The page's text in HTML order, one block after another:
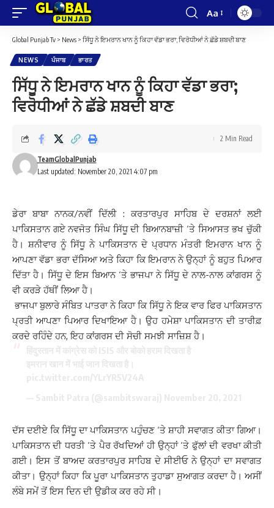
Font
Resizer
Aa
Global Punjab Tv > News > ਸਿੱਧੂ ਨੇ ਇਮਰਾਨ ਖਾਨ ਨੂੰ ਕਿਹਾ ਵੱਡਾ ਭਰਾ; ਵਿਰੋਧੀਆਂ ਨੇ ਛੱਡੇ ਸ਼ਬਦੀ ਬਾਣ
NEWS ਪੰਜਾਬ ਭਾਰਤ
ਸਿੱਧੂ ਨੇ ਇਮਰਾਨ ਖਾਨ ਨੂੰ ਕਿਹਾ ਵੱਡਾ ਭਰਾ;
ਵਿਰੋਧੀਆਂ ਨੇ ਛੱਡੇ ਸ਼ਬਦੀ ਬਾਣ
Last updated: November 20, 2021 4:07 pm
TeamGlobalPunjab
2 Min Read
ਡੇਰਾ ਬਾਬਾ ਨਾਨਕ/ਨਵੀਂ ਦਿੱਲੀ : ਕਰਤਾਰਪੁਰ ਸਾਹਿਬ ਦੇ ਦਰਸ਼ਨਾਂ ਲਈ
ਪਾਕਿਸਤਾਨ ਗਏ ਨਵਜੋਤ ਸਿੰਘ ਸਿੱਧੂ ਦੀ ਬਿਆਨਬਾਜ਼ੀ ‘ਤੇ ਸਿਆਸਤ ਭਖ ਚੁੱਕੀ
ਹੈ। ਸ਼ਨੀਵਾਰ ਨੂੰ ਸਿੱਧੂ ਨੇ ਪਾਕਿਸਤਾਨ ਦੇ ਪ੍ਰਧਾਨ ਮੰਤਰੀ ਇਮਰਾਨ ਖਾਨ ਨੂੰ
ਆਪਣਾ ਵੱਡਾ ਭਰਾ ਦੱਸਿਆ ਅਤੇ ਕਿਹਾ ਕਿ ਇਮਰਾਨ ਨੇ ਉਨ੍ਹਾਂ ਨੂੰ ਬਹੁਤ ਪਿਆਰ
ਦਿੱਤਾ ਹੈ। ਸਿੱਧੂ ਦੇ ਇਸ ਬਿਆਨ ‘ਤੇ ਭਾਜਪਾ ਨੇ ਸਿੱਧੂ ਦੇ ਨਾਲ-ਨਾਲ ਕਾਂਗਰਸ ਨੂੰ
ਵੀ ਕਰੜੇ ਹੱਥੀਂ ਲਿਆ ਹੈ।
ਭਾਜਪਾ ਬੁਲਾਰੇ ਸੰਬਿਤ ਪਾਤਰਾ ਨੇ ਕਿਹਾ ਕਿ ਸਿੱਧੂ ਨੇ ਇਕ ਵਾਰ ਫਿਰ ਪਾਕਿਸਤਾਨ
ਪ੍ਰਤੀ ਆਪਣਾ ਪਿਆਰ ਦਿਖਾਇਆ ਹੈ। ਉਹ ਹਮੇਸ਼ਾ ਪਾਕਿਸਤਾਨ ਦੀ ਤਾਰੀਫ਼
ਕਰਦੇ ਰਹਿੰਦੇ ਹਨ, ਇਹ ਕਾਂਗਰਸ ਦੀ ਸੋਚੀ ਸਮਝੀ ਸਾਜ਼ਿਸ਼ ਹੈ।
ਦੱਸ ਦਈਏ ਕਿ ਸਿੱਧੂ ਦਾ ਪਾਕਿਸਤਾਨ ਪਹੁੰਚਣ ‘ਤੇ ਸ਼ਾਹੀ ਸਵਾਗਤ ਕੀਤਾ ਗਿਆ।
ਪਾਕਿਸਤਾਨ ਦੀ ਧਰਤੀ ‘ਤੇ ਪੈਰ ਰੱਖਦਿਆਂ ਹੀ ਉਨ੍ਹਾਂ ‘ਤੇ ਫੁੱਲਾਂ ਦੀ ਵਰਖਾ ਕੀਤੀ
ਗਈ। ਇਸ ਤੋਂ ਬਾਅਦ ਕਰਤਾਰਪੁਰ ਸਾਹਿਬ ਦੇ ਸੀਈਓ ਨੇ ਉਨ੍ਹਾਂ ਦਾ ਸਵਾਗਤ
ਕੀਤਾ। ਉਨ੍ਹਾਂ ਕਿਹਾ ਕਿ ਪੂਰਾ ਪਾਕਿਸਤਾਨ ਤੁਹਾਡਾ ਸੁਆਗਤ ਕਰਦਾ ਹੈ। ਅਸੀਂ
ਲੰਬੇ ਸਮੇਂ ਤੋਂ ਇਸ ਦਿਨ ਦੀ ਉਡੀਕ ਕਰ ਰਹੇ ਸੀ।